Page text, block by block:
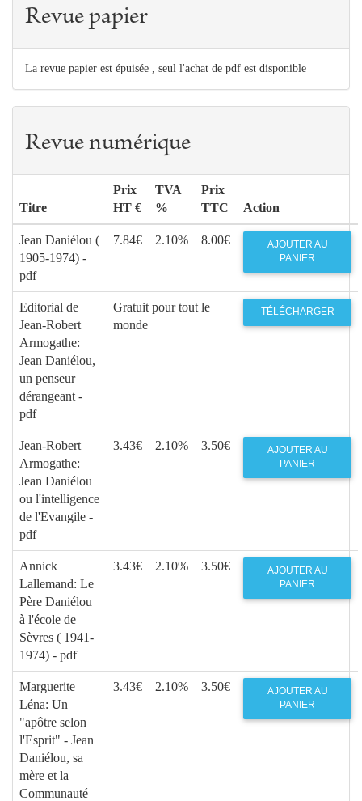
Revue papier
La revue papier est épuisée , seul l'achat de pdf est disponible
Revue numérique
Titre
Prix
HT €
TVA
%
Prix
TTC
Action
Jean Daniélou (
1905-1974) -
pdf
7.84€ 2.10% 8.00€
AJOUTER AU
PANIER
Editorial de
Jean-Robert
Armogathe:
Jean Daniélou,
un penseur
dérangeant -
pdf
Gratuit pour tout le
monde
TÉLÉCHARGER
Jean-Robert
Armogathe:
Jean Daniélou
ou l'intelligence
de l'Evangile -
pdf
3.43€ 2.10% 3.50€
AJOUTER AU
PANIER
Annick
Lallemand: Le
Père Daniélou
à l'école de
Sèvres ( 1941-
1974) - pdf
3.43€ 2.10% 3.50€
AJOUTER AU
PANIER
Marguerite
Léna: Un
"apôtre selon
l'Esprit" - Jean
Daniélou, sa
mère et la
Communauté
3.43€ 2.10% 3.50€
AJOUTER AU
PANIER